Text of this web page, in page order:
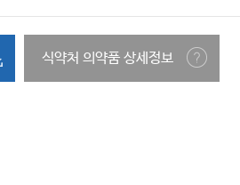
식약처 의약품 상세정보